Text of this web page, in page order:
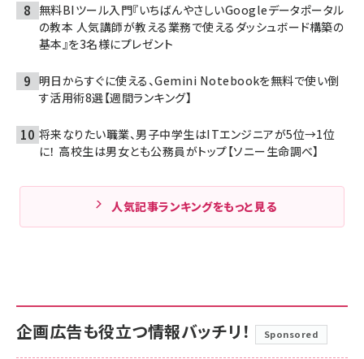
無料BIツール入門『いちばんやさしいGoogleデータポータル
の教本 人気講師が教える業務で使えるダッシュボード構築の
基本』を3名様にプレゼント
明日からすぐに使える、Gemini Notebookを無料で使い倒
す活用術8選【週間ランキング】
将来なりたい職業、男子中学生はITエンジニアが5位→1位
に！ 高校生は男女とも公務員がトップ【ソニー生命調べ】
人気記事ランキングをもっと見る
企画広告も役立つ情報バッチリ！ Sponsored